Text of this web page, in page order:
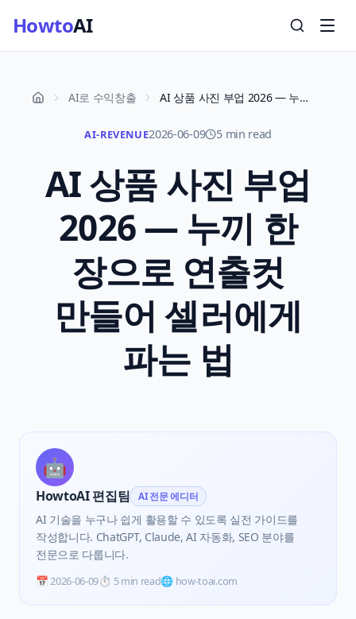
HowtoAI
AI로 수익창출 AI 상품 사진 부업 2026 — 누끼 한 장으로 연출컷 만들어 셀러에게 파는 법
AI-REVENUE2026-06-09 5 min read
AI 상품 사진 부업
2026 — 누끼 한
장으로 연출컷
만들어 셀러에게
파는 법
🤖
HowtoAI 편집팀 AI 전문 에디터
AI 기술을 누구나 쉽게 활용할 수 있도록 실전 가이드를
작성합니다. ChatGPT, Claude, AI 자동화, SEO 분야를
전문으로 다룹니다.
📅2026-06-09⏱️ 5 min read🌐 how-toai.com